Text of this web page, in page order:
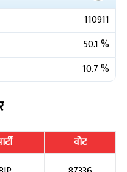
110911
50.1%
10.7%
वोट